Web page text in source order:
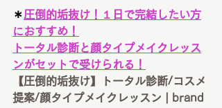
＊圧倒的垢抜け！１日で完結したい方
におすすめ！
トータル診断と顔タイプメイクレッス
ンがセットで受けられる！
【圧倒的垢抜け】トータル診断/コスメ
提案/顔タイプメイクレッスン | brand